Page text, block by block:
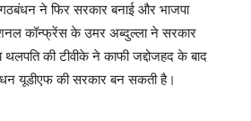
ने फिर सरकार बनाई और भाजपा
कॉन्फ्रेंस के उमर अब्दुल्ला ने सरकार
की टीवीके ने काफी जद्दोजहद के बाद
यूडीएफ की सरकार बन सकती है।